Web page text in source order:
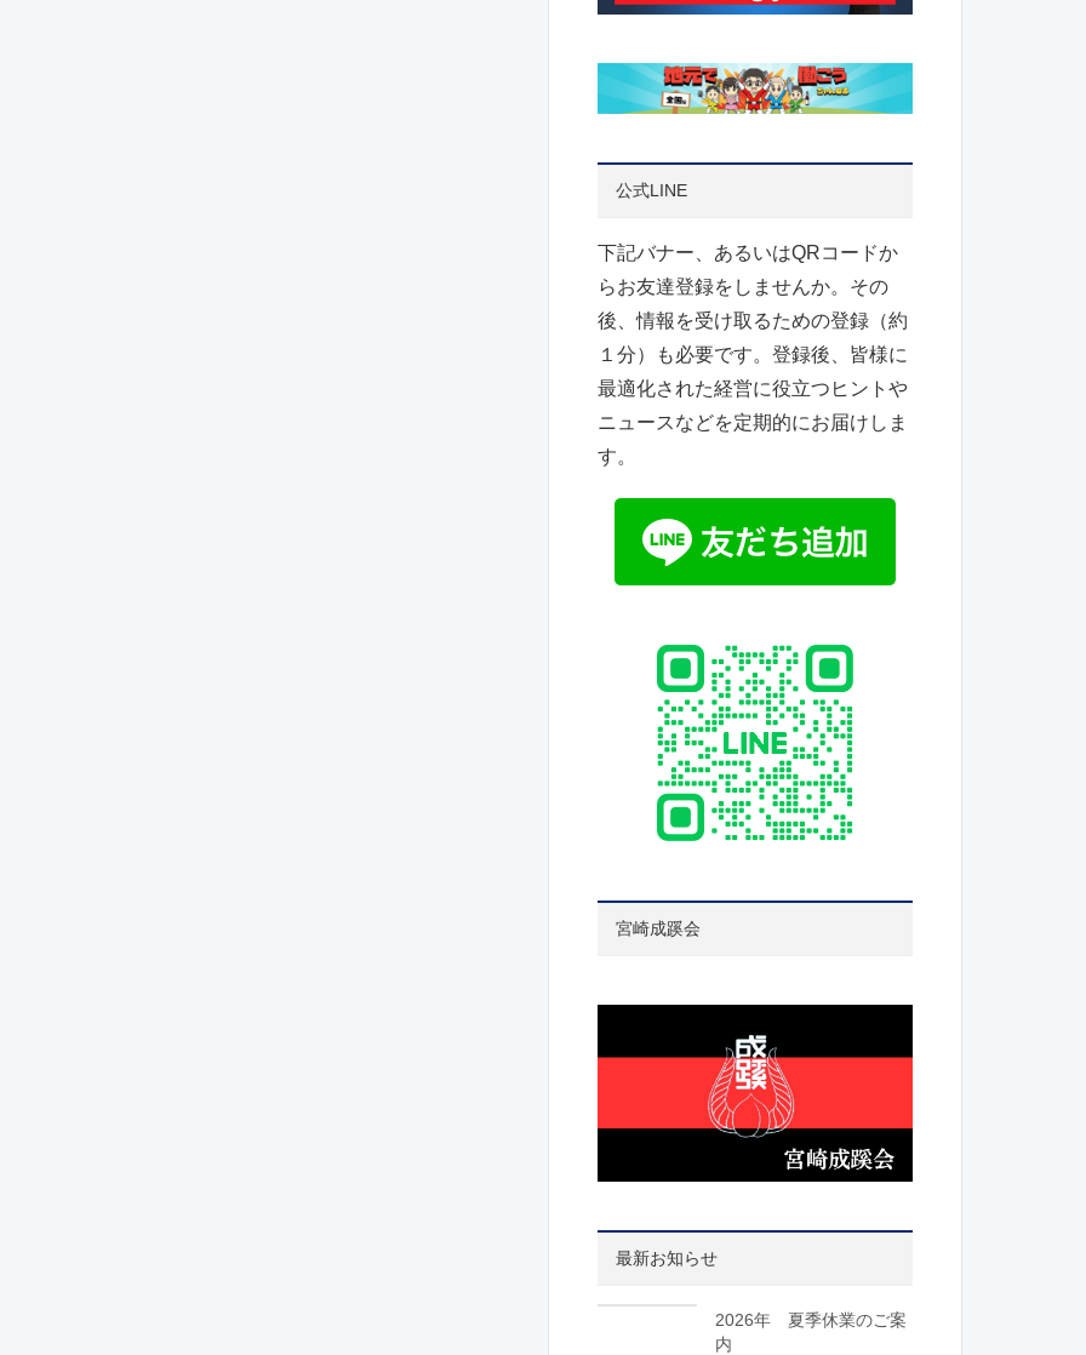
公式LINE
下記バナー、あるいはQRコードか
らお友達登録をしませんか。その
後、情報を受け取るための登録（約
１分）も必要です。登録後、皆様に
最適化された経営に役立つヒントや
ニュースなどを定期的にお届けしま
す。
宮崎成蹊会
最新お知らせ
2026年 夏季休業のご案
内